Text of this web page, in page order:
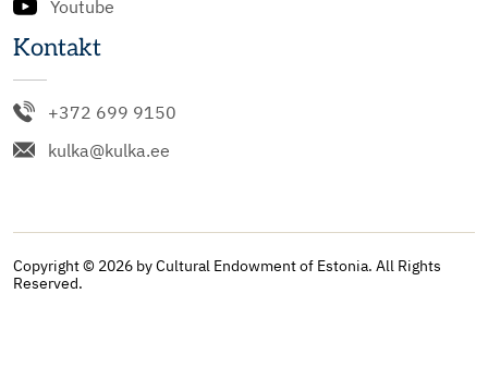
Youtube
Kontakt
+372 699 9150
kulka@kulka.ee
Copyright © 2026 by Cultural Endowment of Estonia. All Rights
Reserved.